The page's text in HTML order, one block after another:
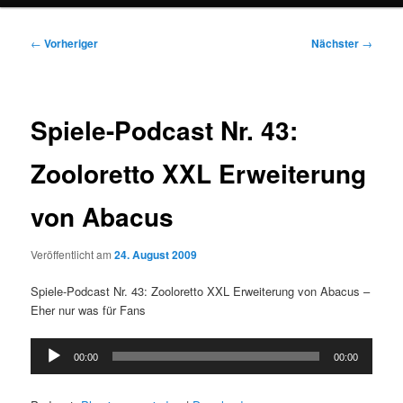
Beitragsnavigation
← Vorheriger Nächster →
Spiele-Podcast Nr. 43:
Zooloretto XXL Erweiterung
von Abacus
Veröffentlicht am24. August 2009
Spiele-Podcast Nr. 43: Zooloretto XXL Erweiterung von Abacus –
Eher nur was für Fans
Audio-
Player
00:00 00:00